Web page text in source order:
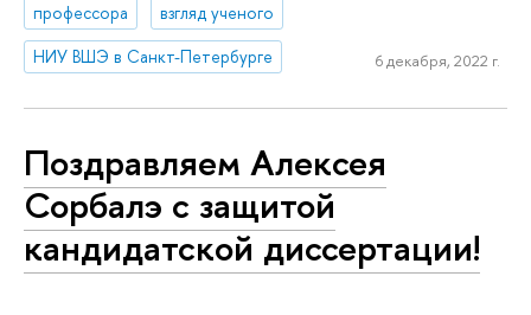
профессора
взгляд ученого
НИУ ВШЭ в Санкт-Петербурге
6 декабря, 2022 г.
Поздравляем Алексея
Сорбалэ с защитой
кандидатской диссертации!